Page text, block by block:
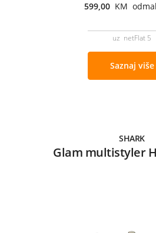
599,00 KM
uz netFlat 5
Saznaj više
SHARK
Glam multistyler